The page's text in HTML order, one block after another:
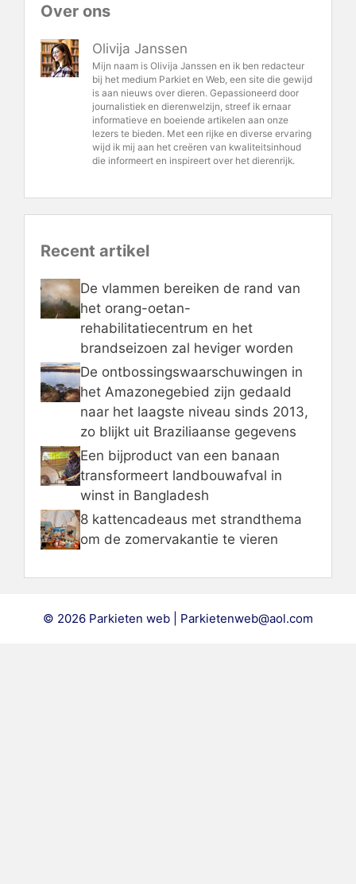
Over ons
Olivija Janssen
Mijn naam is Olivija Janssen en ik ben redacteur
bij het medium Parkiet en Web, een site die gewijd
is aan nieuws over dieren. Gepassioneerd door
journalistiek en dierenwelzijn, streef ik ernaar
informatieve en boeiende artikelen aan onze
lezers te bieden. Met een rijke en diverse ervaring
wijd ik mij aan het creëren van kwaliteitsinhoud
die informeert en inspireert over het dierenrijk.
Recent artikel
De vlammen bereiken de rand van
het orang-oetan-
rehabilitatiecentrum en het
brandseizoen zal heviger worden
De ontbossingswaarschuwingen in
het Amazonegebied zijn gedaald
naar het laagste niveau sinds 2013,
zo blijkt uit Braziliaanse gegevens
Een bijproduct van een banaan
transformeert landbouwafval in
winst in Bangladesh
8 kattencadeaus met strandthema
om de zomervakantie te vieren
© 2026 Parkieten web | Parkietenweb@aol.com